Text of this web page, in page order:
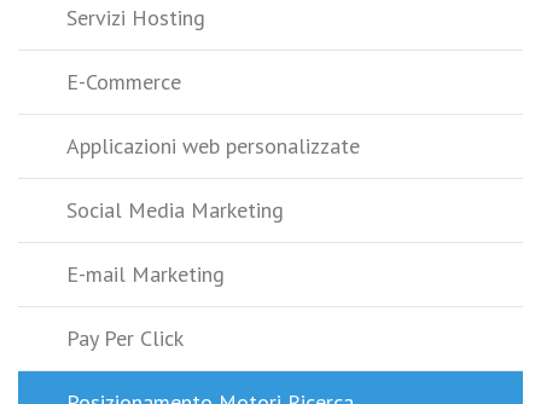
Servizi Hosting
E-Commerce
Applicazioni web personalizzate
Social Media Marketing
E-mail Marketing
Pay Per Click